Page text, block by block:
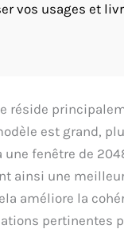
vos usages et
réside
est grand,
fenêtre de
ainsi une
améliore la
pertinentes